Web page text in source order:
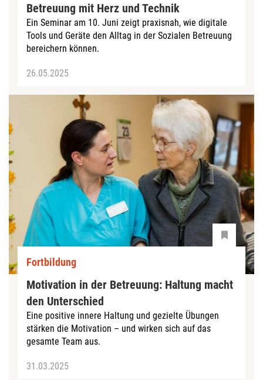
Betreuung mit Herz und Technik
Ein Seminar am 10. Juni zeigt praxisnah, wie digitale
Tools und Geräte den Alltag in der Sozialen Betreuung
bereichern können.
26.05.2025
Fortbildung
Motivation in der Betreuung: Haltung macht
den Unterschied
Eine positive innere Haltung und gezielte Übungen
stärken die Motivation – und wirken sich auf das
gesamte Team aus.
31.03.2025